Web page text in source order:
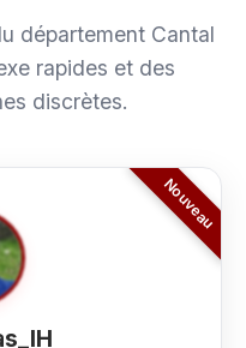
département Cantal
rapides et des
discrètes.